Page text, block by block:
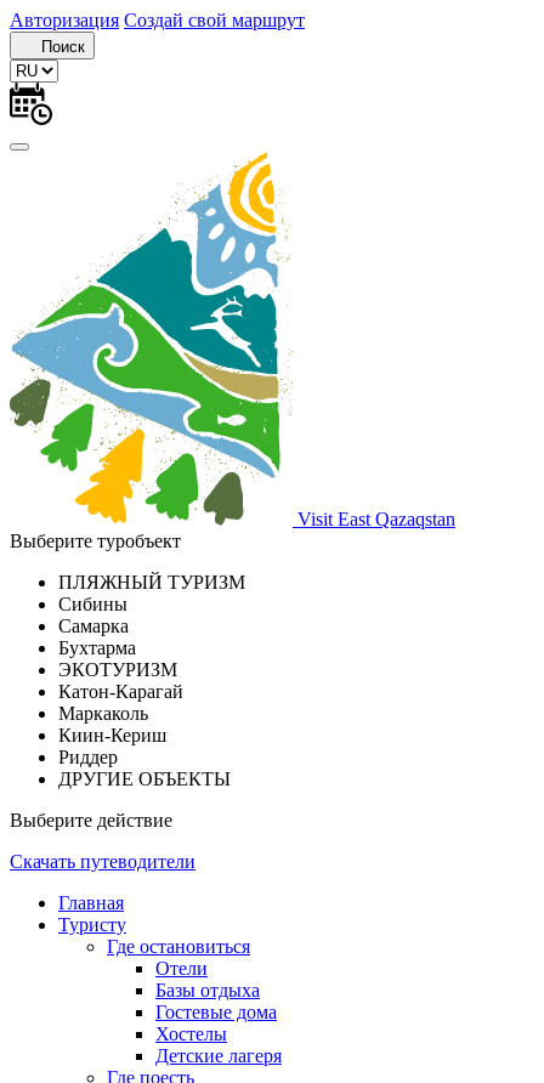
Авторизация Создай свой маршрут
Поиск
Visit East Qazaqstan
Выберите туробъект
ПЛЯЖНЫЙ ТУРИЗМ
Сибины
Самарка
Бухтарма
ЭКОТУРИЗМ
Катон-Карагай
Маркаколь
Киин-Кериш
Риддер
ДРУГИЕ ОБЪЕКТЫ
Выберите действие
Скачать путеводители
Главная
Туристу
Где остановиться
Отели
Базы отдыха
Гостевые дома
Хостелы
Детские лагеря
Где поесть